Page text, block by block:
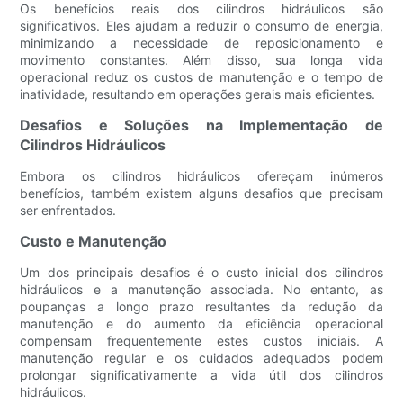
Os benefícios reais dos cilindros hidráulicos são
significativos. Eles ajudam a reduzir o consumo de energia,
minimizando a necessidade de reposicionamento e
movimento constantes. Além disso, sua longa vida
operacional reduz os custos de manutenção e o tempo de
inatividade, resultando em operações gerais mais eficientes.
Desafios e Soluções na Implementação de
Cilindros Hidráulicos
Embora os cilindros hidráulicos ofereçam inúmeros
benefícios, também existem alguns desafios que precisam
ser enfrentados.
Custo e Manutenção
Um dos principais desafios é o custo inicial dos cilindros
hidráulicos e a manutenção associada. No entanto, as
poupanças a longo prazo resultantes da redução da
manutenção e do aumento da eficiência operacional
compensam frequentemente estes custos iniciais. A
manutenção regular e os cuidados adequados podem
prolongar significativamente a vida útil dos cilindros
hidráulicos.